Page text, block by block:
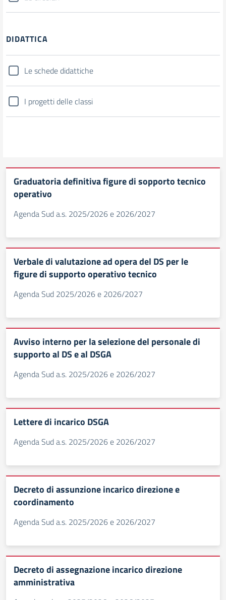
DIDATTICA
Le schede didattiche
I progetti delle classi
Graduatoria definitiva figure di sopporto tecnico
operativo
Agenda Sud a.s. 2025/2026 e 2026/2027
Verbale di valutazione ad opera del DS per le
figure di supporto operativo tecnico
Agenda Sud 2025/2026 e 2026/2027
Avviso interno per la selezione del personale di
supporto al DS e al DSGA
Agenda Sud a.s. 2025/2026 e 2026/2027
Lettere di incarico DSGA
Agenda Sud a.s. 2025/2026 e 2026/2027
Decreto di assunzione incarico direzione e
coordinamento
Agenda Sud a.s. 2025/2026 e 2026/2027
Decreto di assegnazione incarico direzione
amministrativa